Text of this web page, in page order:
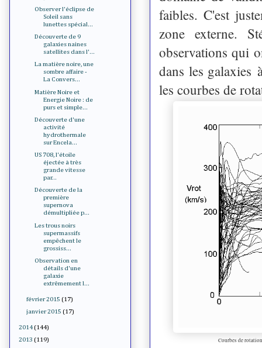
faibles. C'est
zone externe.
observations qui
dans les galaxies
les courbes de
Courbes de
Observer l'éclipse de
Soleil sans
lunettes spécial...
Découverte de 9
galaxies naines
satellites dans l'...
La matière noire, une
sombre affaire -
La Convers...
Matière Noire et
Energie Noire : de
purs et simple...
Découverte d'une
activité
hydrothermale
sur Encela...
US 708, l'étoile
éjectée à très
grande vitesse
par...
Découverte de la
première
supernova
démultipliée p...
Les trous noirs
supermassifs
empêchent le
grossiss...
Observation en
détails d'une
galaxie
extrêmement l...
février 2015 (17)
janvier 2015 (17)
2014 (144)
2013 (119)